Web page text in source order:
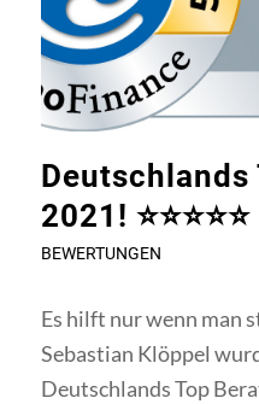
Deutschlands
2021! ⭐⭐⭐⭐⭐
BEWERTUNGEN
Es hilft nur wenn man
Sebastian Klöppel
Deutschlands Top